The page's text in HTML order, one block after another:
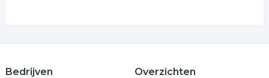
Bedrijven Overzichten